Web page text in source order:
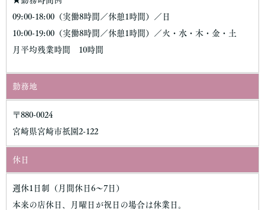
09:00-18:00（実働8時間／休憩1時間）／日
10:00-19:00（実働8時間／休憩1時間）／火・水・木・金・土
月平均残業時間 10時間
勤務地
〒880-0024
宮崎県宮崎市祇園2-122
休日
週休1日制（月間休日6～7日）
本来の店休日、月曜日が祝日の場合は休業日。